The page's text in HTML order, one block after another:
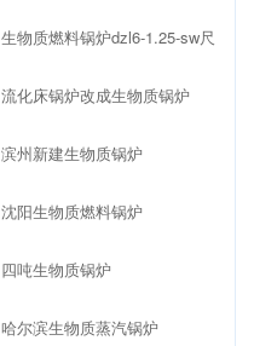
生物质燃料锅炉dzl6-1.25-sw尺
流化床锅炉改成生物质锅炉
滨州新建生物质锅炉
沈阳生物质燃料锅炉
四吨生物质锅炉
哈尔滨生物质蒸汽锅炉